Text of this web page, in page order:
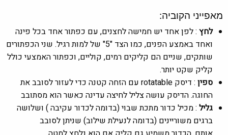
מאפייני הקוביה:
לחץ: לפן אחד יש חמישה לחצנים, עם כפתור אחד בכל פינה
ואחד באמצע הפנים, כמו הצד "5" של למות רגיל.
שני הכפתורים
שותקים, שניים הם קליקים רמים, קוליים, וכפתור האמצעי כולל
קליק שקט יותר.
ספין
: דיסק rotatable עם הזחה קטנה כדי לעזור לסובב את
החוגה.הדיסק עושה צליל לחיצה עדינה כאשר הוא מסתובב
גליל: מכיל כדור מתכת שבוי (בדומה לכדור עקיבה ) ושלושה
ברגים משוריינים (בדומה לנעילת שילוב) שניתן לסובב